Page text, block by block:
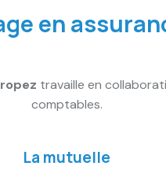
en
travaille en
comptables.
La mutuelle